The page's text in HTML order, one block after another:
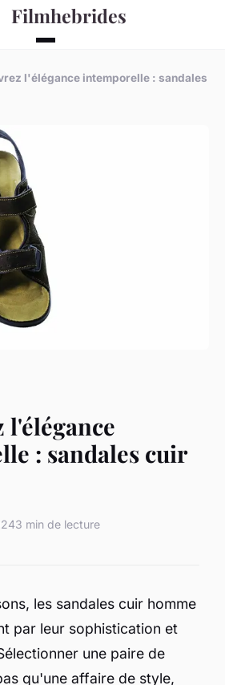
Filmhebrides
l'élégance intemporelle : sandales
l'élégance
: sandales cuir
3 min de lecture
les sandales cuir homme
par leur sophistication et
une paire de
qu'une affaire de style,